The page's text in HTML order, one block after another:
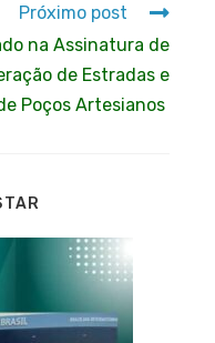
Próximo post
na Assinatura de
de Estradas e
Poços Artesianos